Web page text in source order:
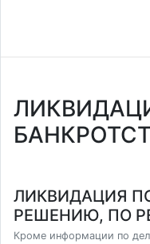
ЛИКВИДАЦИЯ
РЕШЕНИЮ, ПО
Кроме информации по